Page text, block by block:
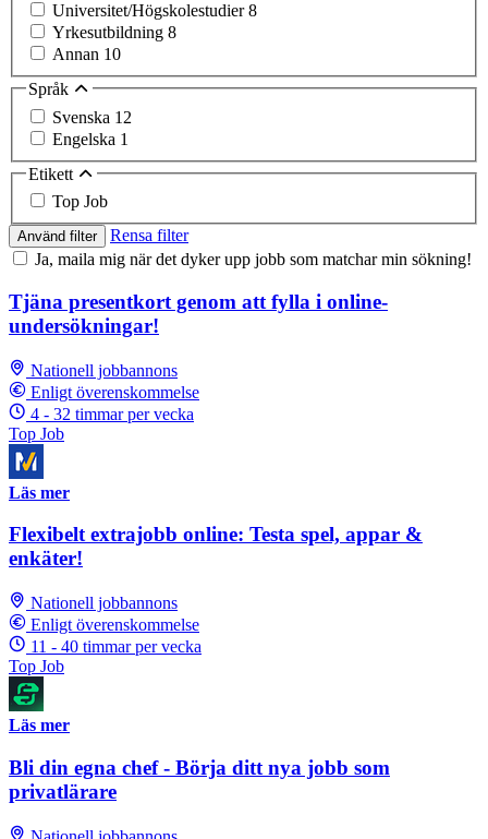
Universitet/Högskolestudier8
Yrkesutbildning 8
Annan 10
Språk
Svenska 12
Engelska 1
Etikett
Top Job
Använd filter
Rensa filter
Ja, maila mig när det dyker upp jobb som matchar min sökning!
Tjäna presentkort genom att fylla i online-
undersökningar!
Nationell jobbannons
Enligt överenskommelse
4 - 32 timmar per vecka
Top Job
Läs mer
Flexibelt extrajobb online: Testa spel, appar &
enkäter!
Nationell jobbannons
Enligt överenskommelse
11 - 40 timmar per vecka
Top Job
Läs mer
Bli din egna chef - Börja ditt nya jobb som
privatlärare